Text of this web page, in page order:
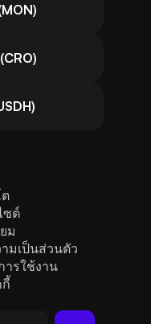
ซต์
ม
มเป็นส่วนตัว
รใช้งาน